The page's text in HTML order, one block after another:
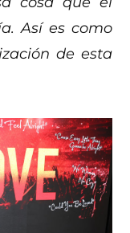
Así es como
de esta